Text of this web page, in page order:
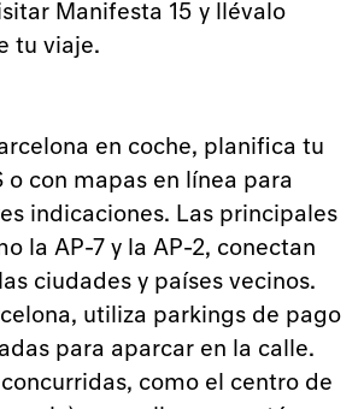
Manifesta 15 y llévalo
tu viaje.
en coche, planifica tu
o con mapas en línea para
indicaciones. Las principales
la AP-7 y la AP-2, conectan
ciudades y países vecinos.
utiliza parkings de pago
para aparcar en la calle.
concurridas, como el centro de